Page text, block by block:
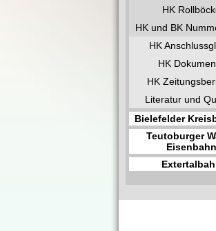
HK
HK und BK
HK
HK
HK
Literatur und
Bielefelder
Teutoburger
Eisenbahn